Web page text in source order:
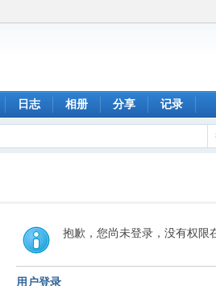
日志 相册 分享 记录
抱歉，您尚未登录，没有权限
用户登录